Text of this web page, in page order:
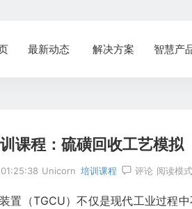
最新动态 解决方案 智慧产
课程：硫磺回收工艺模拟
Unicorn 培训课程 评论 阅读模式
置（TGCU）不仅是现代工业过程